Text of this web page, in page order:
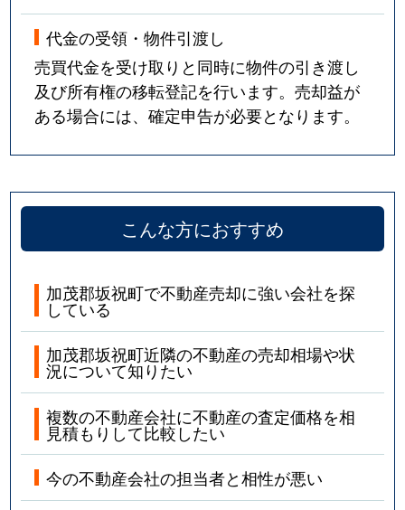
代金の受領・物件引渡し
売買代金を受け取りと同時に物件の引き渡し
及び所有権の移転登記を行います。売却益が
ある場合には、確定申告が必要となります。
こんな方におすすめ
加茂郡坂祝町で不動産売却に強い会社を探
している
加茂郡坂祝町近隣の不動産の売却相場や状
況について知りたい
複数の不動産会社に不動産の査定価格を相
見積もりして比較したい
今の不動産会社の担当者と相性が悪い